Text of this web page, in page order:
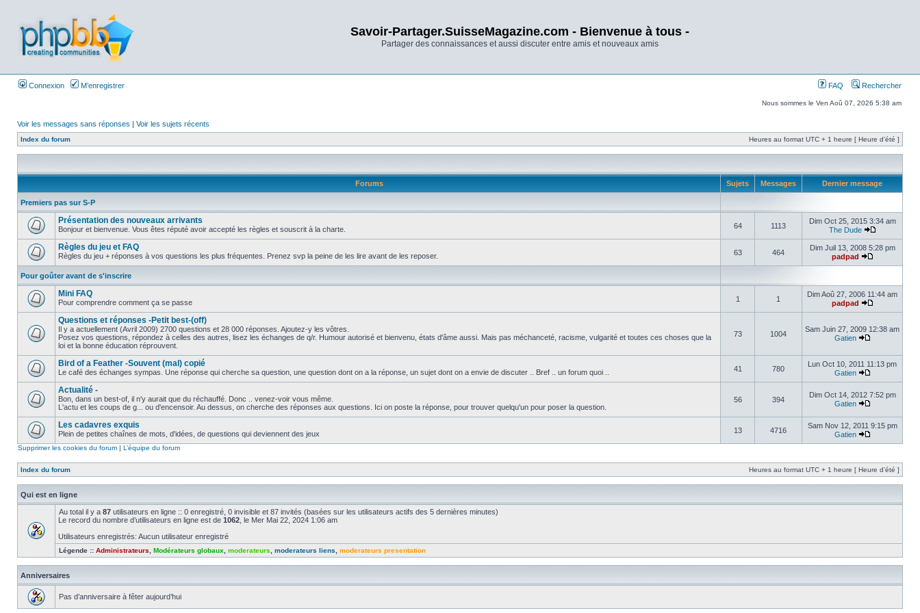
Savoir-Partager.SuisseMagazine.com - Bienvenue à tous -
Partager des connaissances et aussi discuter entre amis et nouveaux amis
Connexion M’enregistrer FAQ Rechercher
Nous sommes le Ven Aoû 07, 2026 5:38 am
Voir les messages sans réponses | Voir les sujets récents
Index du forum Heures au format UTC + 1 heure [ Heure d’été ]
Forums Sujets Messages Dernier message
Premiers pas sur S-P
Présentation des nouveaux arrivants
Bonjour et bienvenue. Vous êtes réputé avoir accepté les règles et souscrit à la charte. 64 1113
Dim Oct 25, 2015 3:34 am
The Dude
Règles du jeu et FAQ
Règles du jeu + réponses à vos questions les plus fréquentes. Prenez svp la peine de les lire avant de les reposer. 63 464
Dim Juil 13, 2008 5:28 pm
padpad
Pour goûter avant de s'inscrire
Mini FAQ
Pour comprendre comment ça se passe 1 1
Dim Aoû 27, 2006 11:44 am
padpad
Questions et réponses -Petit best-(off)
Il y a actuellement (Avril 2009) 2700 questions et 28 000 réponses. Ajoutez-y les vôtres.
Posez vos questions, répondez à celles des autres, lisez les échanges de q/r. Humour autorisé et bienvenu, états d'âme aussi. Mais pas méchanceté, racisme, vulgarité et toutes ces choses que la
loi et la bonne éducation réprouvent.
73 1004
Sam Juin 27, 2009 12:38 am
Gatien
Bird of a Feather -Souvent (mal) copié
Le café des échanges sympas. Une réponse qui cherche sa question, une question dont on a la réponse, un sujet dont on a envie de discuter .. Bref .. un forum quoi .. 41 780
Lun Oct 10, 2011 11:13 pm
Gatien
Actualité -
Bon, dans un best-of, il n'y aurait que du réchauffé. Donc .. venez-voir vous même.
L'actu et les coups de g... ou d'encensoir. Au dessus, on cherche des réponses aux questions. Ici on poste la réponse, pour trouver quelqu'un pour poser la question.
56 394
Dim Oct 14, 2012 7:52 pm
Gatien
Les cadavres exquis
Plein de petites chaînes de mots, d'idées, de questions qui deviennent des jeux 13 4716
Sam Nov 12, 2011 9:15 pm
Gatien
Supprimer les cookies du forum | L’équipe du forum
Index du forum Heures au format UTC + 1 heure [ Heure d’été ]
Qui est en ligne
Au total il y a 87 utilisateurs en ligne :: 0 enregistré, 0 invisible et 87 invités (basées sur les utilisateurs actifs des 5 dernières minutes)
Le record du nombre d’utilisateurs en ligne est de 1062 , le Mer Mai 22, 2024 1:06 am
Utilisateurs enregistrés: Aucun utilisateur enregistré
Légende :: Administrateurs Modérateurs globaux moderateurs moderateurs liens moderateurs presentation
Anniversaires
Pas d’anniversaire à fêter aujourd’hui